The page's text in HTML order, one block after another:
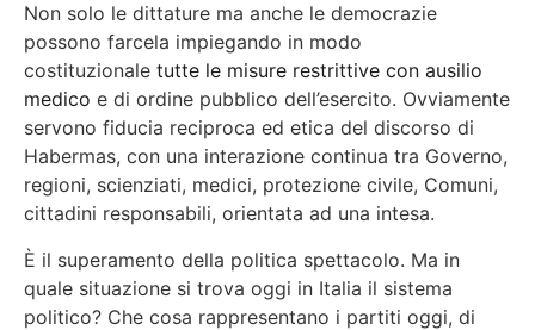
Non solo le dittature ma anche le democrazie
possono farcela impiegando in modo
costituzionale tutte le misure restrittive con ausilio
medico e di ordine pubblico dell’esercito. Ovviamente
servono fiducia reciproca ed etica del discorso di
Habermas, con una interazione continua tra Governo,
regioni, scienziati, medici, protezione civile, Comuni,
cittadini responsabili, orientata ad una intesa.
È il superamento della politica spettacolo. Ma in
quale situazione si trova oggi in Italia il sistema
politico? Che cosa rappresentano i partiti oggi, di